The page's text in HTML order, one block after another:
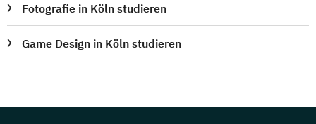
Fotografie in Köln studieren
Game Design in Köln studieren